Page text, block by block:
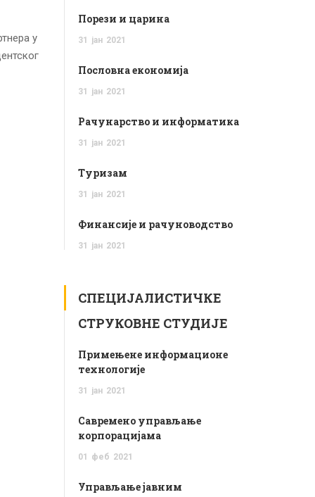
у
Порези и царина
31 јан 2021
Пословна економија
31 јан 2021
Рачунарство и информатика
31 јан 2021
Туризам
31 јан 2021
Финансије и рачуноводство
31 јан 2021
СПЕЦИЈАЛИСТИЧКЕ
СТРУКОВНЕ СТУДИЈЕ
Примењене информационе
технологије
31 јан 2021
Савремено управљање
корпорацијама
01 феб 2021
Управљање јавним